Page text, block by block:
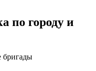
по городу и
бригады